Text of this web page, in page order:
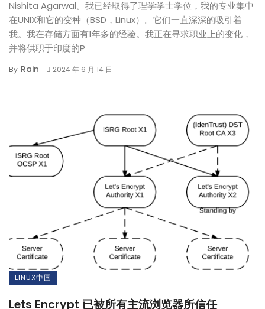
Nishita Agarwal。我已经取得了理学学士学位，我的专业集中
在UNIX和它的变种（BSD，Linux）。它们一直深深的吸引着
我。我在存储方面有1年多的经验。我正在寻求职业上的变化，
并将供职于印度的P
By Rain 2024 年 6 月 14 日
LINUX中国
Lets Encrypt 已被所有主流浏览器所信任